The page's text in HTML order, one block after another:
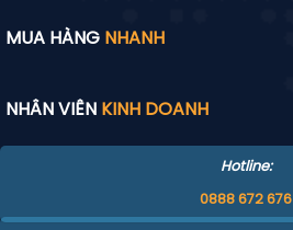
MUA HÀNG NHANH
NHÂN VIÊN KINH DOANH
Hotline:
0888 672 676